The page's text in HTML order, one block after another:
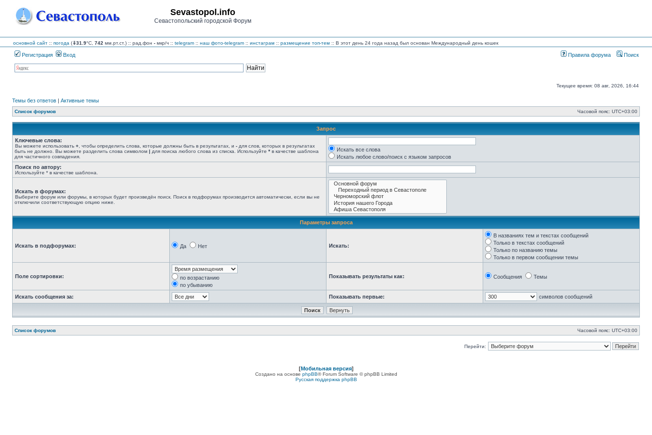
Sevastopol.info
Севастопольский городской Форум
основной сайт :: погода (⇓31.9°C, 742 мм.рт.ст.) :: рад.фон - мкр/ч :: telegram :: наш фото-telegram :: инстаграм :: размещение топ-тем :: В этот день 24 года назад был основан Международный день кошек
Регистрация Вход Правила форума Поиск
Текущее время: 08 авг, 2026, 16:44
Темы без ответов | Активные темы
Список форумов Часовой пояс: UTC+03:00
Запрос
Ключевые слова:
Вы можете использовать + , чтобы определить слова, которые должны быть в результатах, и - для слов, которых в результатах
быть не должно. Вы можете разделить слова символом | для поиска любого слова из списка. Используйте * в качестве шаблона
для частичного совпадения.
Искать все слова
Искать любое слово/поиск с языком запросов
Поиск по автору:
Используйте * в качестве шаблона.
Искать в форумах:
Выберите форум или форумы, в которых будет произведён поиск. Поиск в подфорумах производится автоматически, если вы не
отключили соответствующую опцию ниже.
Параметры запроса
Искать в подфорумах: Да Нет Искать:
В названиях тем и текстах сообщений
Только в текстах сообщений
Только по названию темы
Только в первом сообщении темы
Поле сортировки:
по возрастанию
по убыванию
Показывать результаты как: Сообщения Темы
Искать сообщения за: Показывать первые: символов сообщений
Список форумов Часовой пояс: UTC+03:00
Перейти:
[Мобильная версия]
Создано на основе phpBB® Forum Software © phpBB Limited
Русская поддержка phpBB